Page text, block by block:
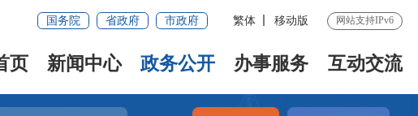
国务院 省政府 市政府 繁体 移动版 网站支持IPv6
页 新闻中心 政务公开 办事服务 互动交流